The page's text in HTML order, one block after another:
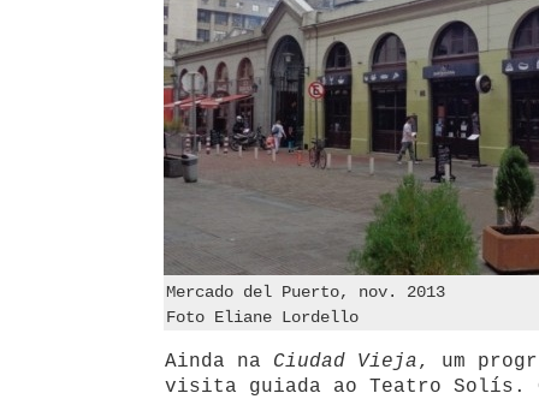
Mercado del Puerto, nov. 2013
Foto Eliane Lordello
Ainda na Ciudad Vieja, um
visita guiada ao Teatro Solís.